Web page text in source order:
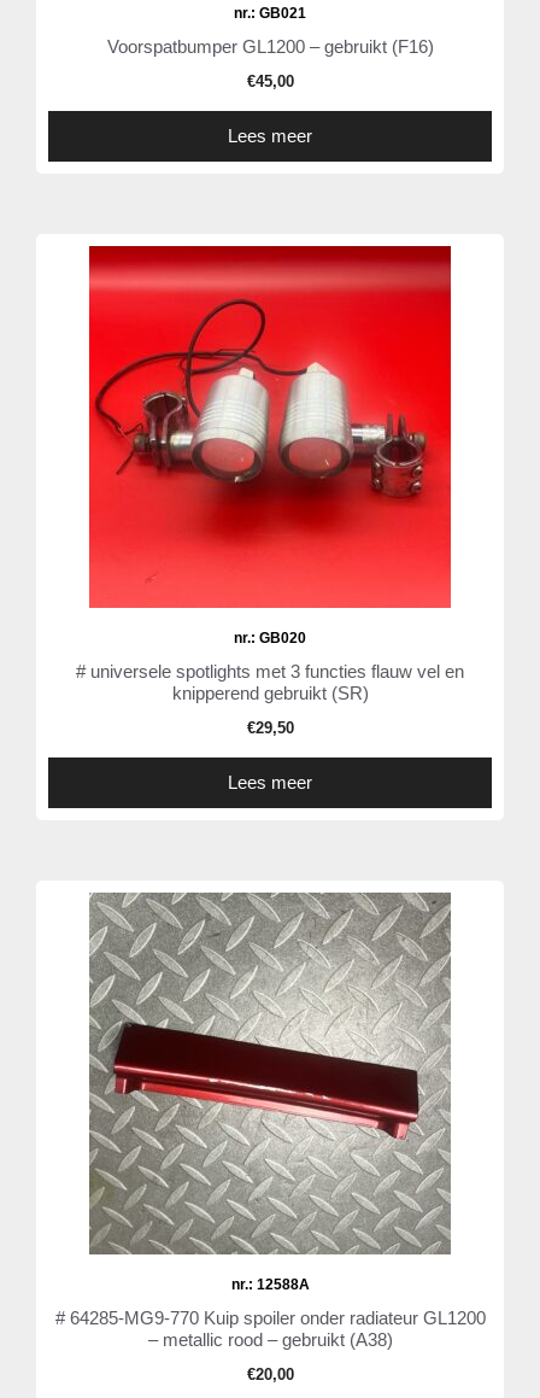
nr.: GB021
Voorspatbumper GL1200 – gebruikt (F16)
€45,00
Lees meer
nr.: GB020
# universele spotlights met 3 functies flauw vel en
knipperend gebruikt (SR)
€29,50
Lees meer
nr.: 12588A
# 64285-MG9-770 Kuip spoiler onder radiateur GL1200
– metallic rood – gebruikt (A38)
€20,00